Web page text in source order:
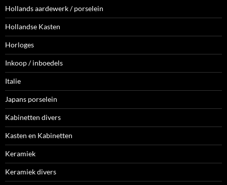
Hollands aardewerk / porselein
Hollandse Kasten
Horloges
Inkoop / inboedels
Italie
Japans porselein
Kabinetten divers
Kasten en Kabinetten
Keramiek
Keramiek divers